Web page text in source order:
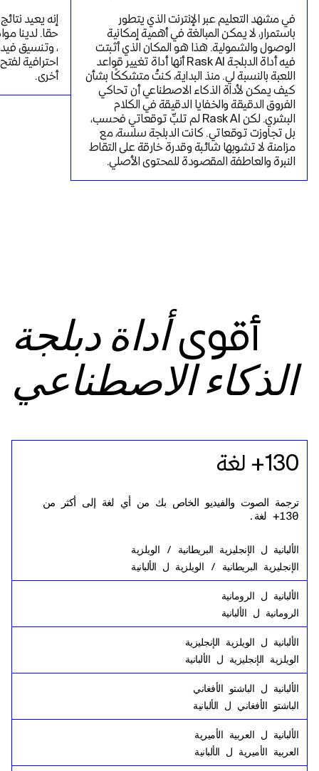
النبرة والعاطفة المقصودة للمحتوى الأصلي.
أخرى.
أقوىأداة دبلجة
الذكاء الاصطناعي
130+ لغة
ترجمة الصوت والفيديو الخاص بك من أي لغة إلى أكثر من
130+ لغة.
الألبانية ل الإنجليزية البريطانية / الويلزية
الإنجليزية البريطانية / الويلزية ل الألبانية
الألبانية ل الرومانية
الرومانية ل الألبانية
الألبانية ل الويلزية الإنجليزية
الويلزية الإنجليزية ل الألبانية
الألبانية ل الباشتو الأفغاني
الباشتو الأفغاني ل الألبانية
الألبانية ل العربية الأميرية
العربية الأميرية ل الألبانية